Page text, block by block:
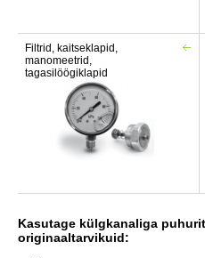
Filtrid, kaitseklapid,
manomeetrid,
tagasilöögiklapid
Kasutage külgkanaliga
originaaltarvikuid: